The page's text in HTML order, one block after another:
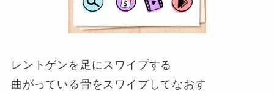
レントゲンを足にスワイプする
曲がっている骨をスワイプしてなおす